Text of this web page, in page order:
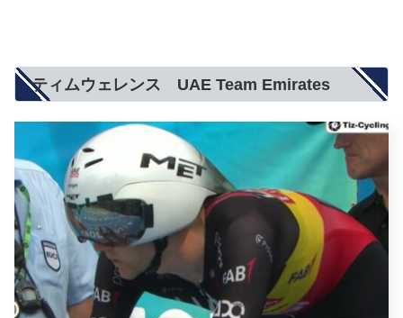
ティムウェレンス UAE Team Emirates